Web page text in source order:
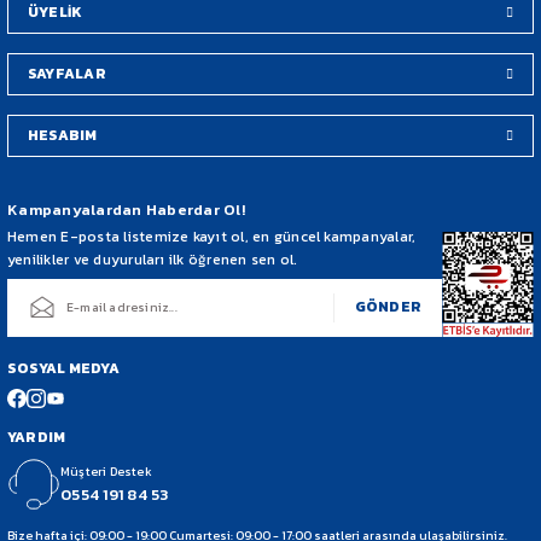
ÜYELİK
SAYFALAR
HESABIM
Kampanyalardan Haberdar Ol!
Hemen E-posta listemize kayıt ol, en güncel kampanyalar,
yenilikler ve duyuruları ilk öğrenen sen ol.
GÖNDER
SOSYAL MEDYA
YARDIM
Müşteri Destek
0554 191 84 53
Bize hafta içi: 09:00 - 19:00 Cumartesi: 09:00 - 17:00 saatleri arasında ulaşabilirsiniz.